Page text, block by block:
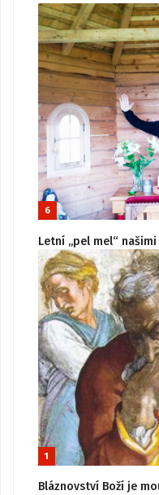
6
Letní „pel mel“
1
Bláznovství Boží je